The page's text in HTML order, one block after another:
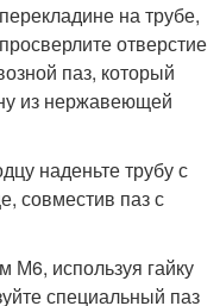
на трубе,
отверстие
паз, который
из нержавеющей
наденьте трубу с
совместив паз с
М6, используя гайку
специальный паз